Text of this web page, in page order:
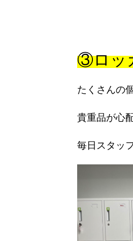
③ロッ
たくさんの
貴重品が心
毎日スタッ